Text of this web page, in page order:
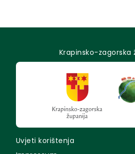
Krapinsko-zagorska
Uvjeti korištenja